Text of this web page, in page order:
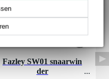
Fazley SW01 snaarwin
der